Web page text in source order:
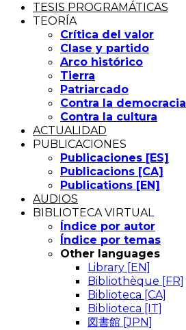
TESIS PROGRAMÁTICAS
TEORÍA
Crítica del valor
Clase y partido
Arco histórico
Tierra
Patriarcado
Contra la democracia
Contra la cultura
ACTUALIDAD
PUBLICACIONES
Publicaciones [ES]
Publicacions [CA]
Publications [EN]
AUDIOS
BIBLIOTECA VIRTUAL
Índice por autor
Índice por temas
Other languages
Library [EN]
Bibliothèque [FR]
Biblioteca [CA]
Biblioteca [IT]
図書館 [JPN]